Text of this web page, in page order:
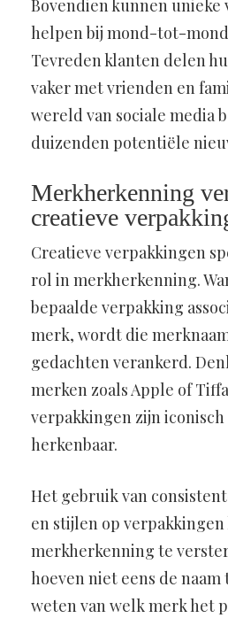
Bovendien kunnen unieke
helpen bij mond-tot-
Tevreden klanten delen
vaker met vrienden en
wereld van sociale media
duizenden potentiële
Merkherkenning
creatieve
Creatieve verpakkingen
rol in merkherkenning.
bepaalde verpakking
merk, wordt die
gedachten verankerd.
merken zoals Apple of
verpakkingen zijn
herkenbaar.
Het gebruik van
en stijlen op
merkherkenning te
hoeven niet eens de naam
weten van welk merk het